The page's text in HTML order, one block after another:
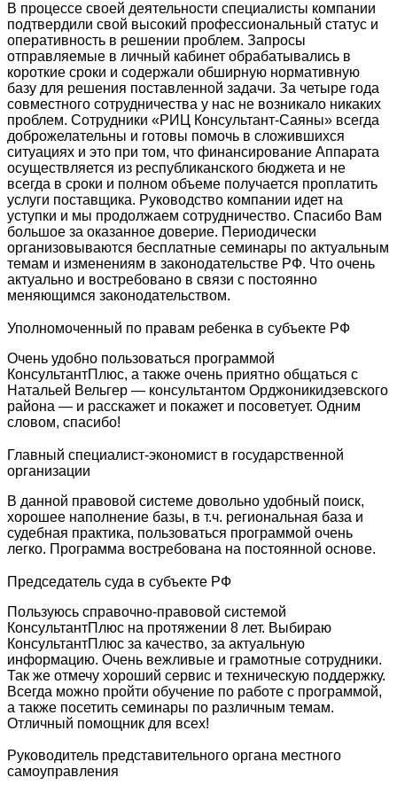
В процессе своей деятельности специалисты компании
подтвердили свой высокий профессиональный статус и
оперативность в решении проблем. Запросы
отправляемые в личный кабинет обрабатывались в
короткие сроки и содержали обширную нормативную
базу для решения поставленной задачи. За четыре года
совместного сотрудничества у нас не возникало никаких
проблем. Сотрудники «РИЦ Консультант-Саяны» всегда
доброжелательны и готовы помочь в сложившихся
ситуациях и это при том, что финансирование Аппарата
осуществляется из республиканского бюджета и не
всегда в сроки и полном объеме получается проплатить
услуги поставщика. Руководство компании идет на
уступки и мы продолжаем сотрудничество. Спасибо Вам
большое за оказанное доверие. Периодически
организовываются бесплатные семинары по актуальным
темам и изменениям в законодательстве РФ. Что очень
актуально и востребовано в связи с постоянно
меняющимся законодательством.
Уполномоченный по правам ребенка в субъекте РФ
Очень удобно пользоваться программой
КонсультантПлюс, а также очень приятно общаться с
Натальей Вельгер — консультантом Орджоникидзевского
района — и расскажет и покажет и посоветует. Одним
словом, спасибо!
Главный специалист-экономист в государственной
организации
В данной правовой системе довольно удобный поиск,
хорошее наполнение базы, в т.ч. региональная база и
судебная практика, пользоваться программой очень
легко. Программа востребована на постоянной основе.
Председатель суда в субъекте РФ
Пользуюсь справочно-правовой системой
КонсультантПлюс на протяжении 8 лет. Выбираю
КонсультантПлюс за качество, за актуальную
информацию. Очень вежливые и грамотные сотрудники.
Так же отмечу хороший сервис и техническую поддержку.
Всегда можно пройти обучение по работе с программой,
а также посетить семинары по различным темам.
Отличный помощник для всех!
Руководитель представительного органа местного
самоуправления